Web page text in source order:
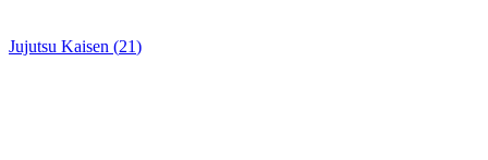
Jujutsu Kaisen (21)